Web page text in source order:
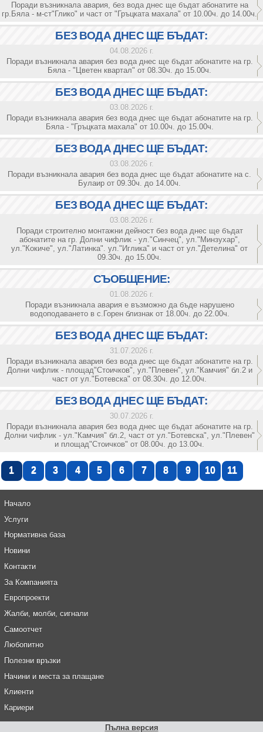
Поради възникнала авария, без вода днес ще бъдат абонатите на
гр.Бяла - м-ст"Глико" и част от "Гръцката махала" от 10.00ч. до 14.00ч.
БЕЗ ВОДА ДНЕС ЩЕ БЪДАТ:
04.08.2026 г.
Поради възникнала авария без вода днес ще бъдат абонатите на гр.
Бяла - "Цветен квартал" от 08.30ч. до 15.00ч.
БЕЗ ВОДА ДНЕС ЩЕ БЪДАТ:
03.08.2026 г.
Поради възникнала авария без вода днес ще бъдат абонатите на гр.
Бяла - "Гръцката махала" от 10.00ч. до 15.00ч.
БЕЗ ВОДА ДНЕС ЩЕ БЪДАТ:
03.08.2026 г.
Поради възникнала авария без вода днес ще бъдат абонатите на с.
Булаир от 09.30ч. до 14.00ч.
БЕЗ ВОДА ДНЕС ЩЕ БЪДАТ:
03.08.2026 г.
Поради строително монтажни дейност без вода днес ще бъдат
абонатите на гр. Долни чифлик - ул."Синчец", ул."Минзухар",
ул."Кокиче", ул."Латинка". ул."Иглика" и част от ул."Детелина" от
09.30ч. до 15.00ч.
СЪОБЩЕНИЕ:
01.08.2026 г.
Поради възникнала авария е възможно да бъде нарушено
водоподаването в с.Горен близнак от 18.00ч. до 22.00ч.
БЕЗ ВОДА ДНЕС ЩЕ БЪДАТ:
31.07.2026 г.
Поради възникнала авария без вода днес ще бъдат абонатите на гр.
Долни чифлик - площад"Стоичков", ул."Плевен", ул."Камчия" бл.2 и
част от ул."Ботевска" от 08.30ч. до 12.00ч.
БЕЗ ВОДА ДНЕС ЩЕ БЪДАТ:
30.07.2026 г.
Поради възникнала авария без вода днес ще бъдат абонатите на гр.
Долни чифлик - ул."Камчия" бл.2, част от ул."Ботевска", ул."Плевен"
и площад"Стоичков" от 08.00ч. до 13.00ч.
1 2 3 4 5 6 7 8 9 10 11
Начало
Услуги
Нормативна база
Новини
Контакти
За Компанията
Европроекти
Жалби, молби, сигнали
Самоотчет
Любопитно
Полезни връзки
Начини и места за плащане
Клиенти
Кариери
Пълна версия